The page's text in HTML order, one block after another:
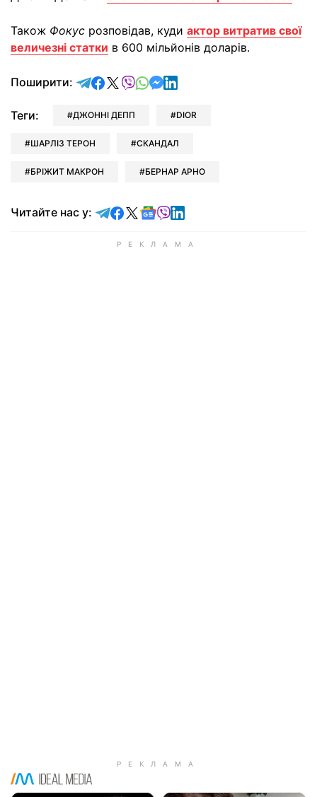
Також Фокус розповідав, куди актор витратив свої
величезні статки в 600 мільйонів доларів.
Поширити: відправити у Telegram
поділитись у Facebook
поділитись у X
відправити у Viber
відправити у Whatsapp
відправити у Messenger
відправити у LinkedIn
Теги: ДЖОННІ ДЕПП DIOR
ШАРЛІЗ ТЕРОН СКАНДАЛ
БРІЖИТ МАКРОН БЕРНАР АРНО
Читайте нас у: Читайте у Telegram
Читайте у Facebook
Читайте у X
Читайте у Google news
Читайте у Viber
Читайте у LinkedIn